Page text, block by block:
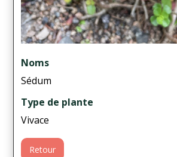
Noms
Sédum
Type de plante
Vivace
Retour